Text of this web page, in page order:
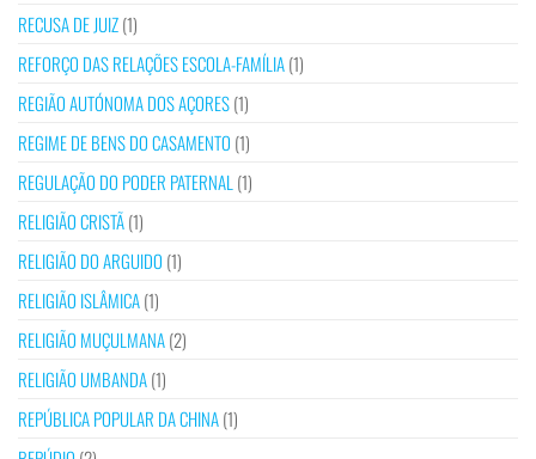
RECUSA DE JUIZ(1)
REFORÇO DAS RELAÇÕES ESCOLA-FAMÍLIA(1)
REGIÃO AUTÓNOMA DOS AÇORES(1)
REGIME DE BENS DO CASAMENTO (1)
REGULAÇÃO DO PODER PATERNAL (1)
RELIGIÃO CRISTÃ(1)
RELIGIÃO DO ARGUIDO (1)
RELIGIÃO ISLÂMICA(1)
RELIGIÃO MUÇULMANA(2)
RELIGIÃO UMBANDA(1)
REPÚBLICA POPULAR DA CHINA(1)